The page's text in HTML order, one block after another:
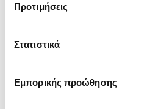
Προτιμήσεις
Στατιστικά
Εμπορικής προώθησης